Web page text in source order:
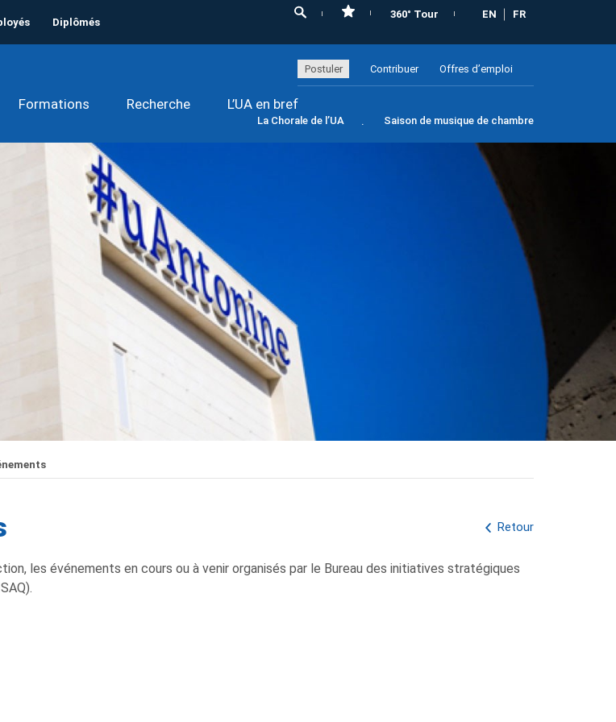
Diplômés
360° Tour EN FR
Postuler Contribuer Offres d’emploi
Formations Recherche L’UA en bref
La Chorale de l’UA Saison de musique de chambre
Retour
les événements en cours ou à venir organisés par le Bureau des initiatives stratégiques